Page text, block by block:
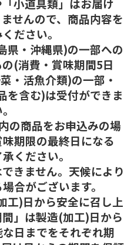
せんので、商品内容を
ださい。
・沖縄県)の一部への
(消費・賞味期間5日
・活魚介類)の一部・
を含む)は受付ができま
の商品をお申込みの場
期限の最終日になる
ください。
きません。天候により
合がございます。
)日から安全に召し上
」は製造(加工)日から
日までをそれぞれ期